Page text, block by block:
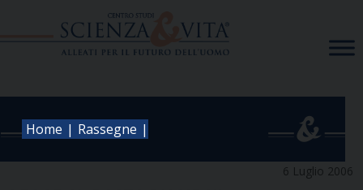
Home | Rassegne |
6 Luglio 2006